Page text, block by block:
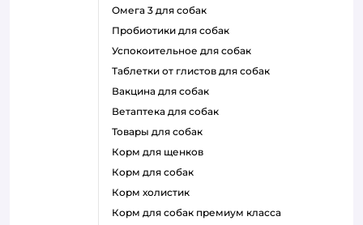
омега 3 для собак
пробиотики для собак
успокоительное для собак
таблетки от глистов для собак
вакцина для собак
ветаптека для собак
товары для собак
корм для щенков
корм для собак
корм холистик
корм для собак премиум класса